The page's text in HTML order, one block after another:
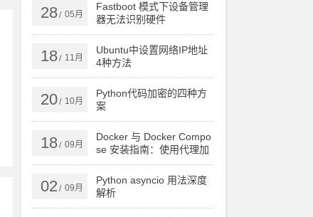
28/ 05月
Fastboot 模式下设备管理
器无法识别硬件
18/ 11月
Ubuntu中设置网络IP地址
4种方法
20/ 10月
Python代码加密的四种方
案
18/ 09月
Docker 与 Docker Compo
se 安装指南：使用代理加
速下载
02 / 09月
Python asyncio 用法深度
解析